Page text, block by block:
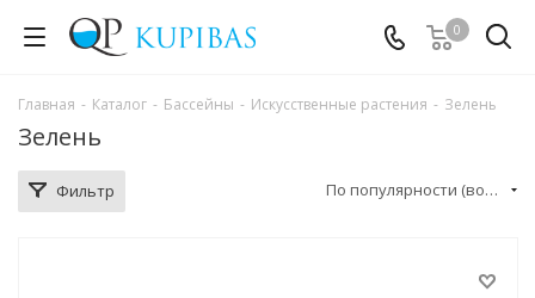
0
Главная - Каталог - Бассейны - Искусственные растения - Зелень
Зелень
Фильтр По популярности (возрастание)